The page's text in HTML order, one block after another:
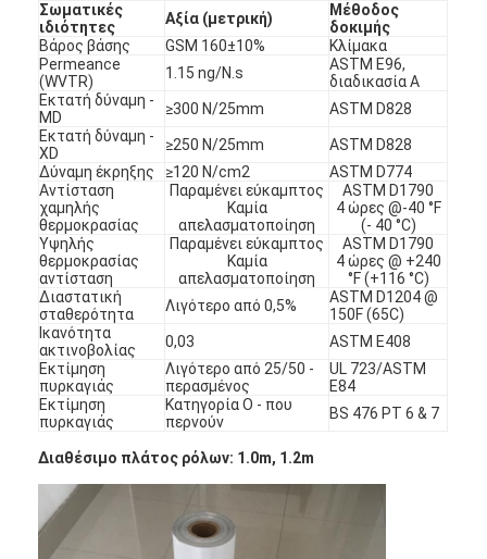
Σωματικές
ιδιότητες
Αξία (μετρική)
Μέθοδος
δοκιμής
Βάρος βάσης
GSM 160±10%
Κλίμακα
Permeance
(WVTR)
1.15 ng/N.s
ASTM E96,
διαδικασία Α
Εκτατή δύναμη -
MD
≥300 N/25mm
ASTM D828
Εκτατή δύναμη -
XD
≥250 N/25mm
ASTM D828
Δύναμη έκρηξης
≥120 N/cm2
ASTM D774
Αντίσταση
χαμηλής
θερμοκρασίας
Παραμένει εύκαμπτος
Καμία
απελασματοποίηση
ASTM D1790
4 ώρες @-40 °F
(- 40 °C)
Υψηλής
θερμοκρασίας
αντίσταση
Παραμένει εύκαμπτος
Καμία
απελασματοποίηση
ASTM D1790
4 ώρες @ +240
°F (+116 °C)
Διαστατική
σταθερότητα
Λιγότερο από 0,5%
ASTM D1204 @
150F (65C)
Ικανότητα
ακτινοβολίας
0,03
ASTM E408
Εκτίμηση
πυρκαγιάς
Λιγότερο από 25/50 -
περασμένος
UL 723/ASTM
E84
Εκτίμηση
πυρκαγιάς
Κατηγορία Ο - που
περνούν
BS 476 PT 6 & 7
Διαθέσιμο πλάτος ρόλων: 1.0m, 1.2m